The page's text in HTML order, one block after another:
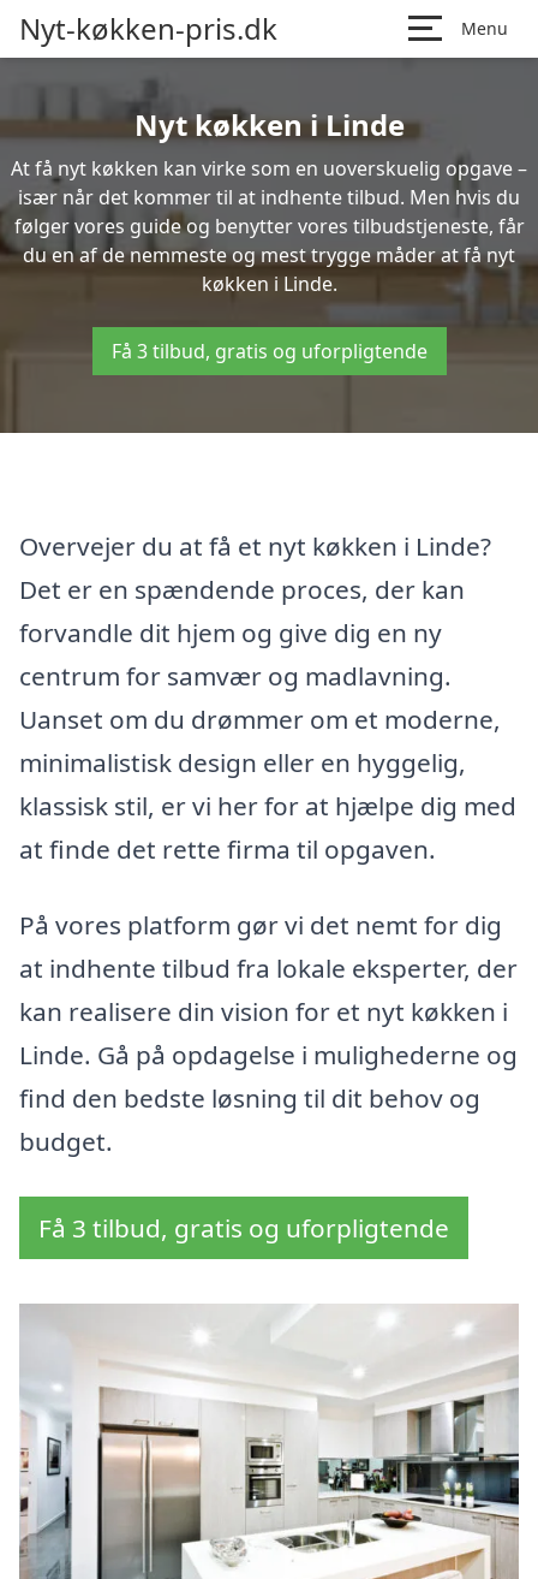
Nyt-køkken-pris.dk Menu
Nyt køkken i Linde
At få nyt køkken kan virke som en uoverskuelig opgave –
især når det kommer til at indhente tilbud. Men hvis du
følger vores guide og benytter vores tilbudstjeneste, får
du en af de nemmeste og mest trygge måder at få nyt
køkken i Linde.
Få 3 tilbud, gratis og uforpligtende
Overvejer du at få et nyt køkken i Linde?
Det er en spændende proces, der kan
forvandle dit hjem og give dig en ny
centrum for samvær og madlavning.
Uanset om du drømmer om et moderne,
minimalistisk design eller en hyggelig,
klassisk stil, er vi her for at hjælpe dig med
at finde det rette firma til opgaven.
På vores platform gør vi det nemt for dig
at indhente tilbud fra lokale eksperter, der
kan realisere din vision for et nyt køkken i
Linde. Gå på opdagelse i mulighederne og
find den bedste løsning til dit behov og
budget.
Få 3 tilbud, gratis og uforpligtende